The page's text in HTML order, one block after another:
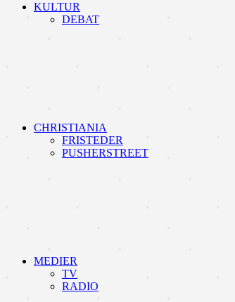
KULTUR
DEBAT
CHRISTIANIA
FRISTEDER
PUSHERSTREET
MEDIER
TV
RADIO